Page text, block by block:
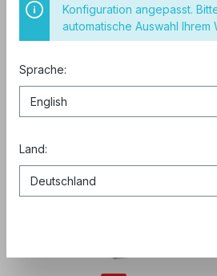
Sicherungskasten
Konfiguration angepasst.
automatische Auswahl Ihrem
Sprache:
Land: